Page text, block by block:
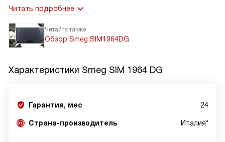
Читать подробнее
Читайте также
Обзор Smeg SIM1964DG
Характеристики Smeg SIM 1964 DG
Гарантия, мес 24
Страна-производитель Италия*